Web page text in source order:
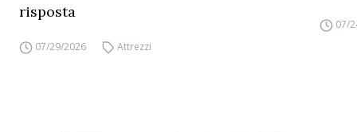
risposta
07/29/2026 Attrezzi
07/